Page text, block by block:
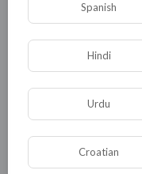
Spanish
Hindi
Urdu
Croatian